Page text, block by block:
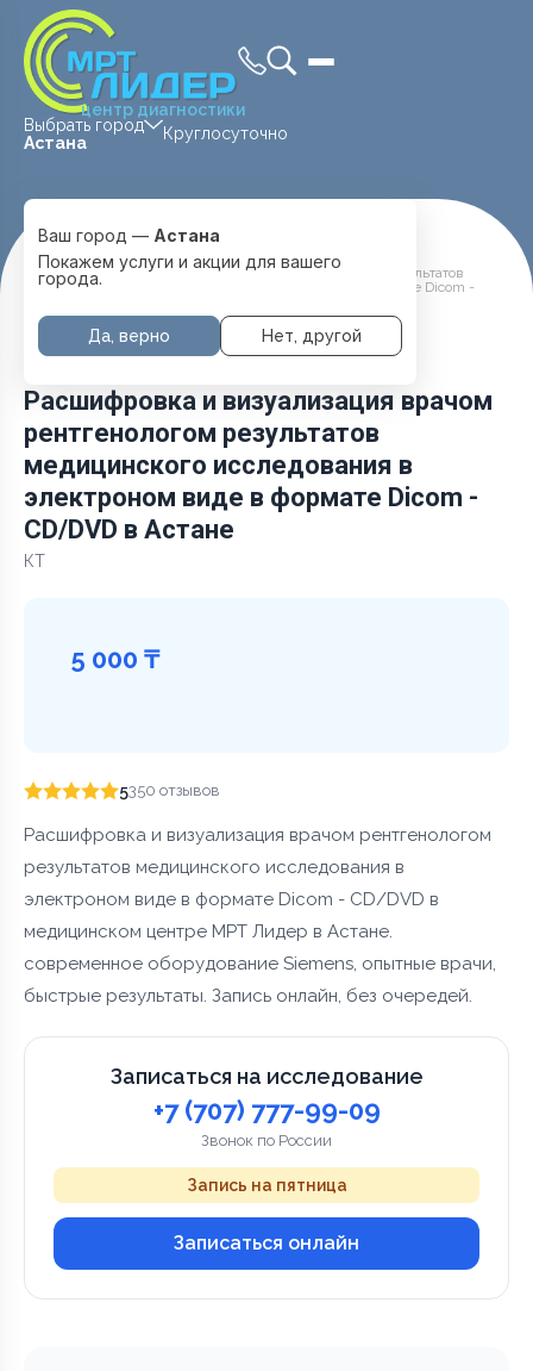
центр диагностики
Выбрать город
Астана
Круглосуточно
Ваш город — Астана
Покажем услуги и акции для вашего
города.
Да, верно Нет, другой
Главная Услуги и цены КТ
Расшифровка и визуализация врачом рентгенологом результатов
медицинского исследования в электроном виде в формате Dicom -
Расшифровка и визуализация врачом
рентгенологом результатов
медицинского исследования в
электроном виде в формате Dicom -
CD/DVD в Астане
КТ
5 000 ₸
5350 отзывов
Расшифровка и визуализация врачом рентгенологом
результатов медицинского исследования в
электроном виде в формате Dicom - CD/DVD в
медицинском центре МРТ Лидер в Астане.
современное оборудование Siemens, опытные врачи,
быстрые результаты. Запись онлайн, без очередей.
Записаться на исследование
+7 (707) 777-99-09
Звонок по России
Запись на пятница
Записаться онлайн